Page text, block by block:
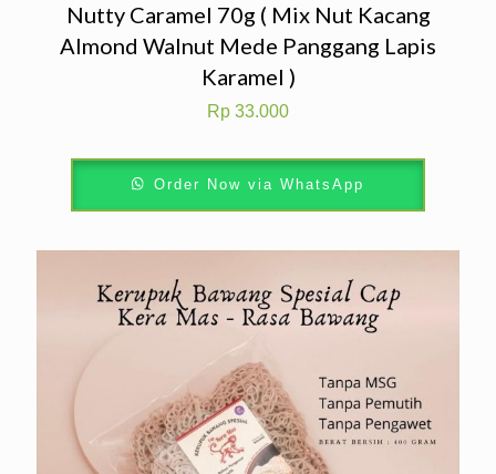
Nutty Caramel 70g ( Mix Nut Kacang
Almond Walnut Mede Panggang Lapis
Karamel )
Rp 33.000
Order Now via WhatsApp